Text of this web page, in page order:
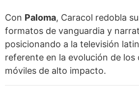
Con Paloma, Caracol redobla
formatos de vanguardia y
posicionando a la televisión
referente en la evolución de los
móviles de alto impacto.